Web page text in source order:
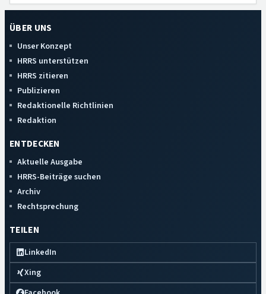
ÜBER UNS
Unser Konzept
HRRS unterstützen
HRRS zitieren
Publizieren
Redaktionelle Richtlinien
Redaktion
ENTDECKEN
Aktuelle Ausgabe
HRRS-Beiträge suchen
Archiv
Rechtsprechung
TEILEN
LinkedIn
Xing